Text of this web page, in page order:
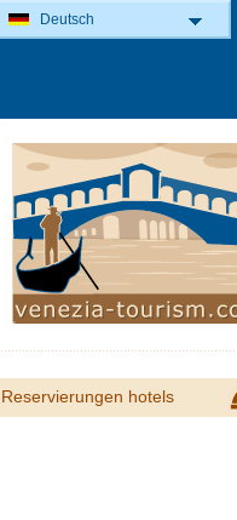
Reservierungen hotels
Deutsch